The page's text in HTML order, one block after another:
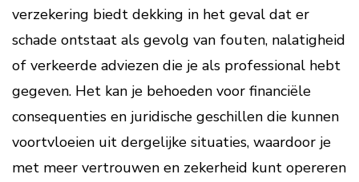
verzekering biedt dekking in het geval dat er
schade ontstaat als gevolg van fouten, nalatigheid
of verkeerde adviezen die je als professional hebt
gegeven. Het kan je behoeden voor financiële
consequenties en juridische geschillen die kunnen
voortvloeien uit dergelijke situaties, waardoor je
met meer vertrouwen en zekerheid kunt opereren